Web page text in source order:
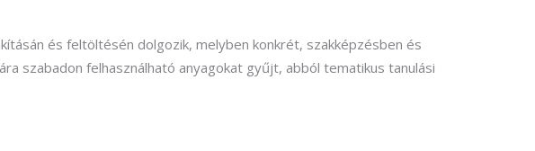
Turisztikai technikus
és feltöltésén dolgozik, melyben konkrét, szakképzésben és
szabadon felhasználható anyagokat gyűjt, abból tematikus tanulási